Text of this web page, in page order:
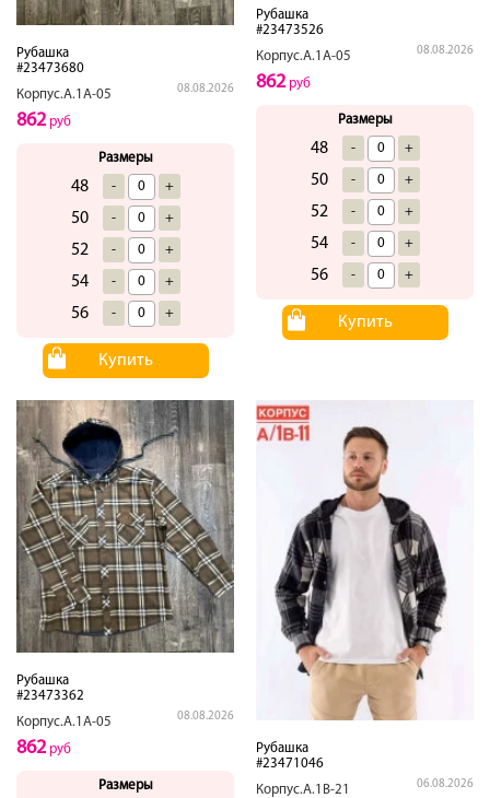
Рубашка
#23473680
Корпус.А.1А-05
08.08.2026
862руб
Размеры
48 - +
50 - +
52 - +
54 - +
56 - +
Купить
Рубашка
#23473526
Корпус.А.1А-05
08.08.2026
862руб
Размеры
48 - +
50 - +
52 - +
54 - +
56 - +
Купить
Рубашка
#23473362
Корпус.А.1А-05
08.08.2026
862руб
Размеры
Рубашка
#23471046
Корпус.А.1В-21
06.08.2026